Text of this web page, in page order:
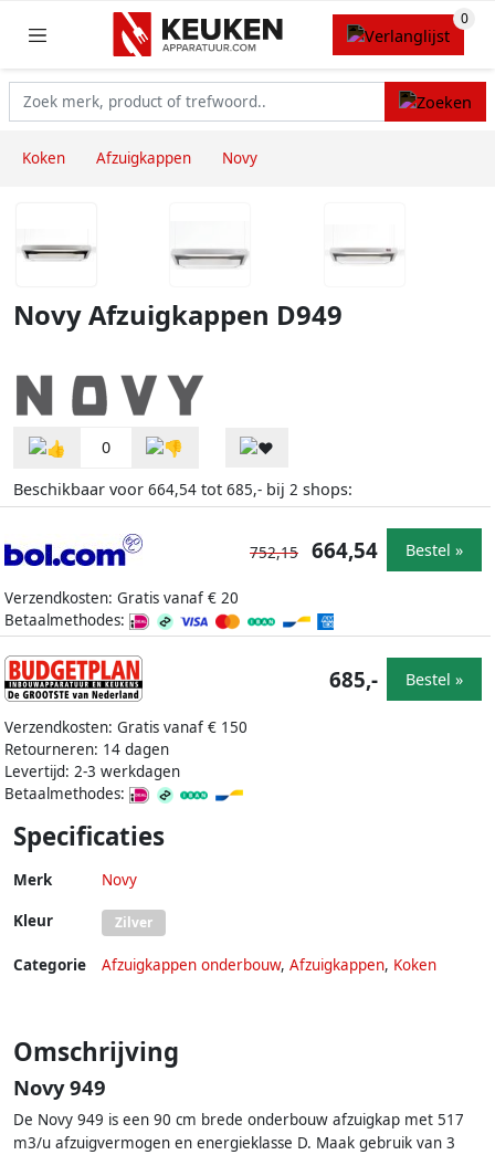
Koken Afzuigkappen Novy
Novy Afzuigkappen D949
0
Beschikbaar voor 664,54 tot 685,- bij 2 shops:
Verzendkosten: Gratis vanaf € 20
Betaalmethodes:
752,15 664,54 Bestel »
Verzendkosten: Gratis vanaf € 150
Retourneren: 14 dagen
Levertijd: 2-3 werkdagen
Betaalmethodes:
685,- Bestel »
Specificaties
Merk Novy
Kleur Zilver
Categorie Afzuigkappen onderbouw, Afzuigkappen, Koken
Omschrijving
Novy 949
De Novy 949 is een 90 cm brede onderbouw afzuigkap met 517
m3/u afzuigvermogen en energieklasse D. Maak gebruik van 3